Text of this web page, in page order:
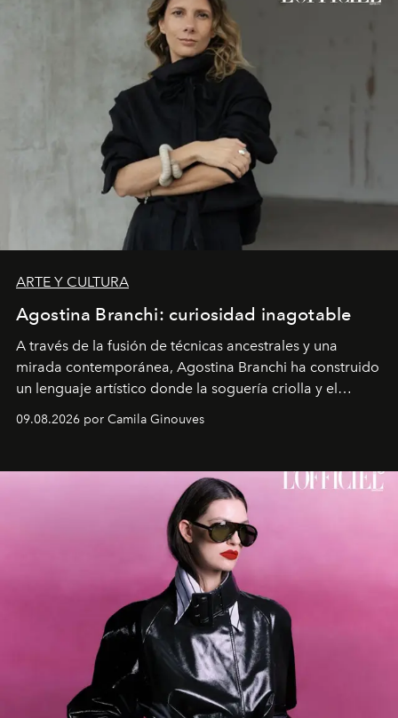
ARTE Y CULTURA
Agostina Branchi: curiosidad inagotable
A través de la fusión de técnicas ancestrales y una
mirada contemporánea, Agostina Branchi ha construido
un lenguaje artístico donde la soguería criolla y el
como fluidas. En septiembre la artista presentará una
Montecarmelo.
09.08.2026 por Camila Ginouves